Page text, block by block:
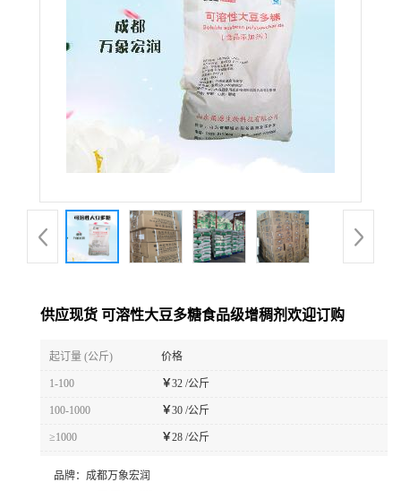
供应现货 可溶性大豆多糖食品级增稠剂欢迎订购
起订量 (公斤) 价格
1-100 ￥32 /公斤
100-1000 ￥30 /公斤
≥1000 ￥28 /公斤
品牌： 成都万象宏润